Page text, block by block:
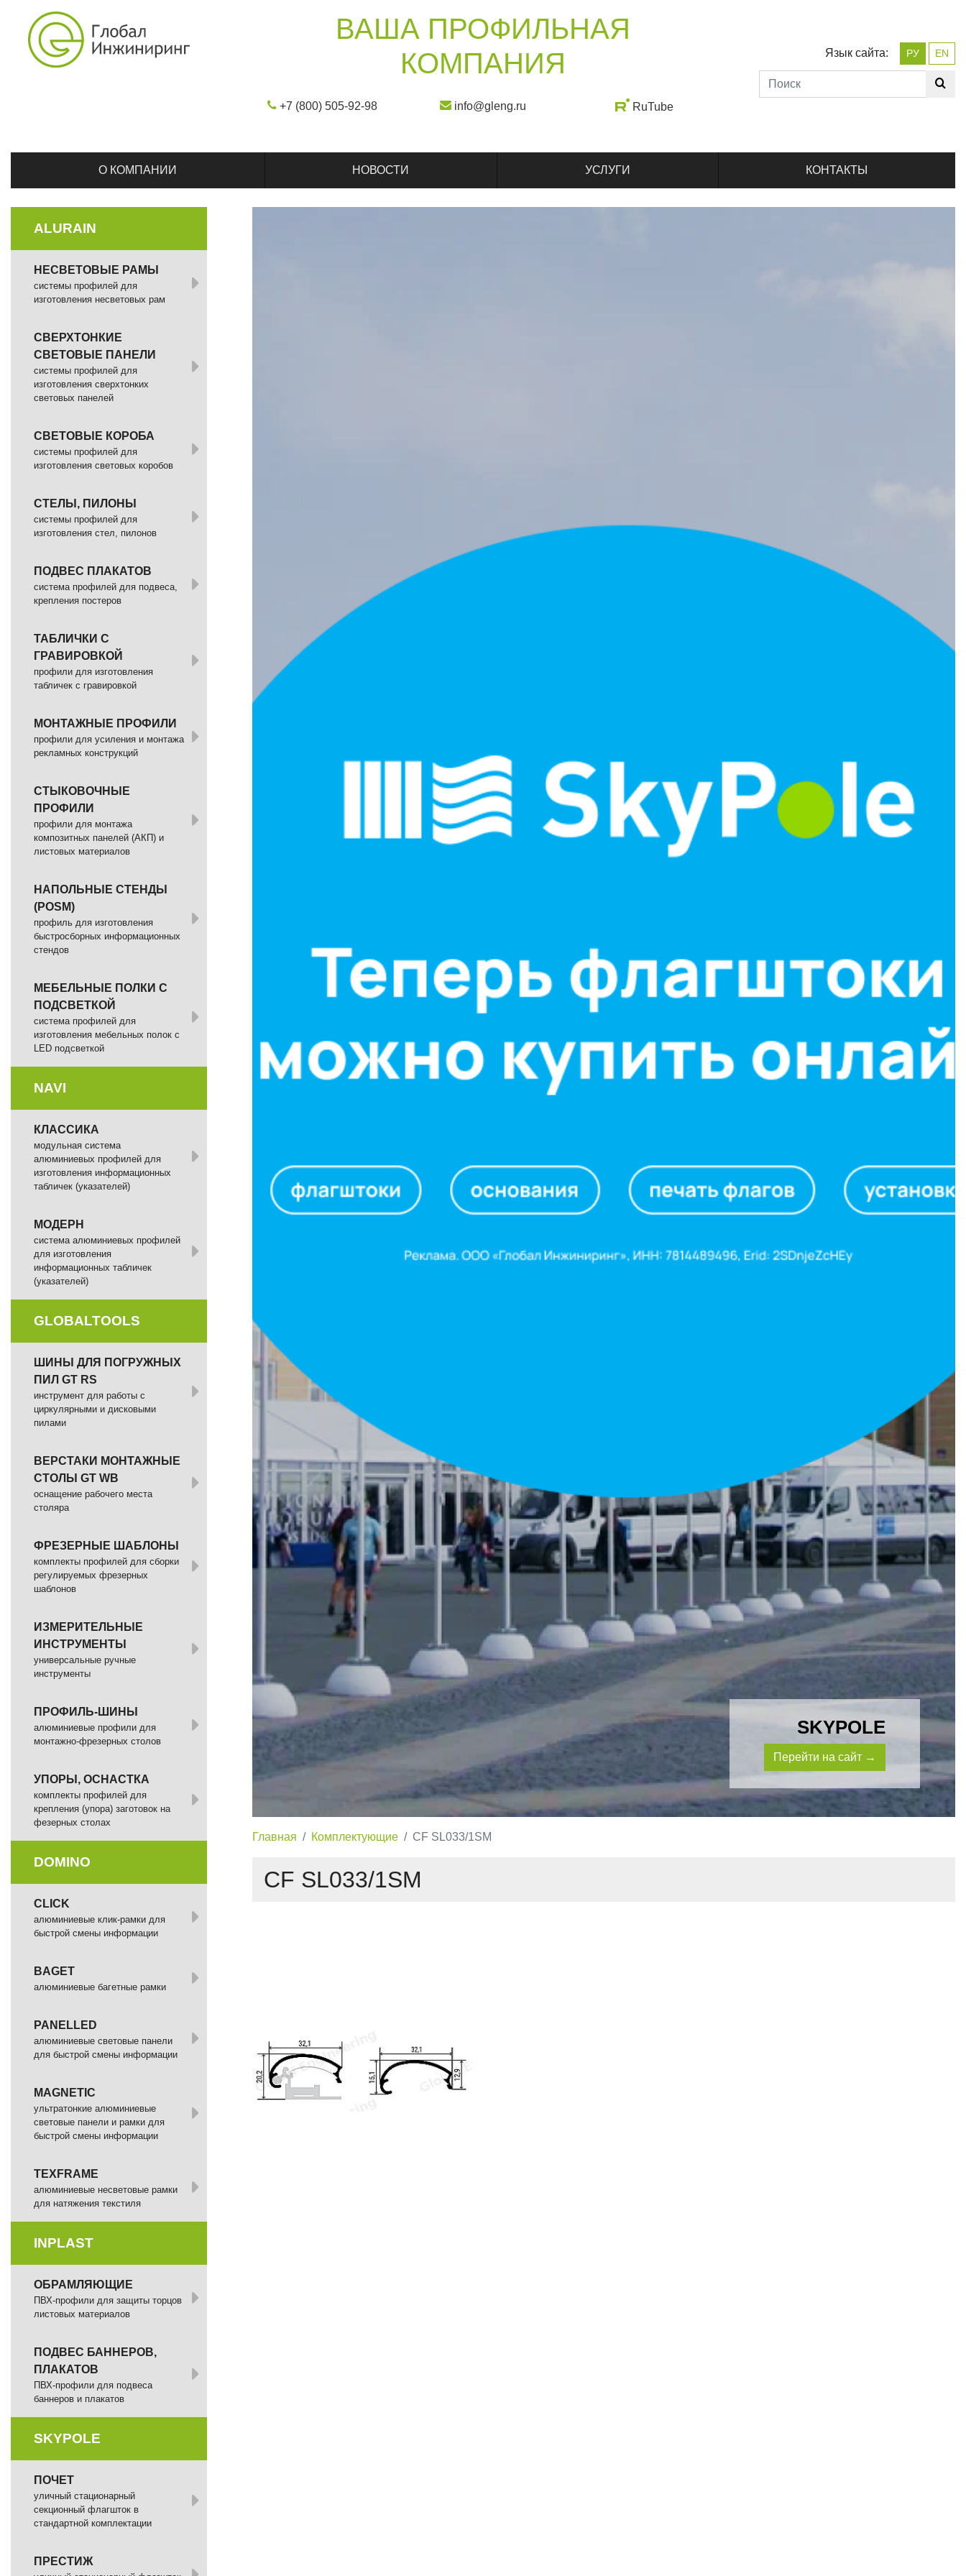
Язык сайта: РУ EN
ВАША ПРОФИЛЬНАЯ
КОМПАНИЯ
+7 (800) 505-92-98 info@gleng.ru RuTube
О КОМПАНИИ НОВОСТИ УСЛУГИ КОНТАКТЫ
SKYPOLE
Перейти на сайт →
Главная Комплектующие CF SL033/1SM
CF SL033/1SM
ALURAIN
НЕСВЕТОВЫЕ РАМЫ
системы профилей для
изготовления несветовых рам
СВЕРХТОНКИЕ
СВЕТОВЫЕ ПАНЕЛИ
системы профилей для
изготовления сверхтонких
световых панелей
СВЕТОВЫЕ КОРОБА
системы профилей для
изготовления световых коробов
СТЕЛЫ, ПИЛОНЫ
системы профилей для
изготовления стел, пилонов
ПОДВЕС ПЛАКАТОВ
система профилей для подвеса,
крепления постеров
ТАБЛИЧКИ С
ГРАВИРОВКОЙ
профили для изготовления
табличек с гравировкой
МОНТАЖНЫЕ ПРОФИЛИ
профили для усиления и монтажа
рекламных конструкций
СТЫКОВОЧНЫЕ
ПРОФИЛИ
профили для монтажа
композитных панелей (АКП) и
листовых материалов
НАПОЛЬНЫЕ СТЕНДЫ
(POSM)
профиль для изготовления
быстросборных информационных
стендов
МЕБЕЛЬНЫЕ ПОЛКИ С
ПОДСВЕТКОЙ
cистема профилей для
изготовления мебельных полок с
LED подсветкой
NAVI
КЛАССИКА
модульная система
алюминиевых профилей для
изготовления информационных
табличек (указателей)
МОДЕРН
система алюминиевых профилей
для изготовления
информационных табличек
(указателей)
GLOBALTOOLS
ШИНЫ ДЛЯ ПОГРУЖНЫХ
ПИЛ GT RS
инструмент для работы с
циркулярными и дисковыми
пилами
ВЕРСТАКИ МОНТАЖНЫЕ
СТОЛЫ GT WB
оснащение рабочего места
столяра
ФРЕЗЕРНЫЕ ШАБЛОНЫ
комплекты профилей для сборки
регулируемых фрезерных
шаблонов
ИЗМЕРИТЕЛЬНЫЕ
ИНСТРУМЕНТЫ
универсальные ручные
инструменты
ПРОФИЛЬ-ШИНЫ
алюминиевые профили для
монтажно-фрезерных столов
УПОРЫ, ОСНАСТКА
комплекты профилей для
крепления (упора) заготовок на
фезерных столах
DOMINO
СLICK
алюминиевые клик-рамки для
быстрой смены информации
BAGET
алюминиевые багетные рамки
PANELLED
алюминиевые световые панели
для быстрой смены информации
MAGNETIC
ультратонкие алюминиевые
световые панели и рамки для
быстрой смены информации
TEXFRAME
алюминиевые несветовые рамки
для натяжения текстиля
INPLAST
ОБРАМЛЯЮЩИЕ
ПВХ-профили для защиты торцов
листовых материалов
ПОДВЕС БАННЕРОВ,
ПЛАКАТОВ
ПВХ-профили для подвеса
баннеров и плакатов
SKYPOLE
ПОЧЕТ
уличный стационарный
секционный флагшток в
стандартной комплектации
ПРЕСТИЖ